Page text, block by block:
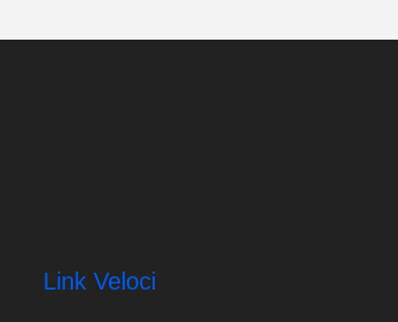
Link Veloci